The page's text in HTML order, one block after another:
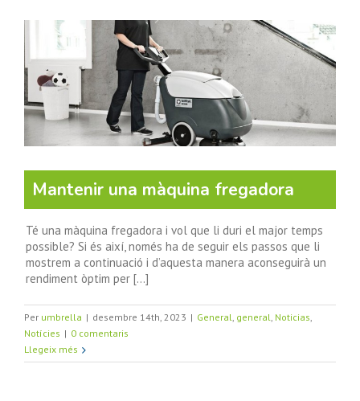
Mantenir una màquina fregadora
Té una màquina fregadora i vol que li duri el major temps
possible? Si és així, només ha de seguir els passos que li
mostrem a continuació i d’aquesta manera aconseguirà un
rendiment òptim per [...]
Per umbrella | desembre 14th, 2023 | General, general, Noticias,
Notícies | 0 comentaris
Llegeix més